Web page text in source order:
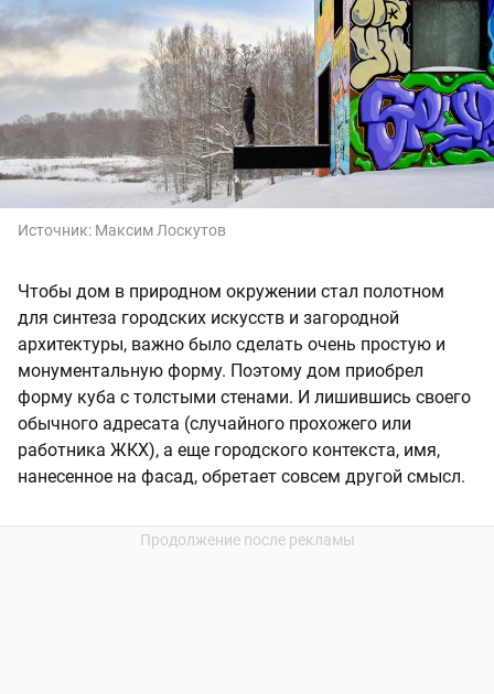
Источник: Максим Лоскутов
Чтобы дом в природном окружении стал полотном
для синтеза городских искусств и загородной
архитектуры, важно было сделать очень простую и
монументальную форму. Поэтому дом приобрел
форму куба с толстыми стенами. И лишившись своего
обычного адресата (случайного прохожего или
работника ЖКХ), а еще городского контекста, имя,
нанесенное на фасад, обретает совсем другой смысл.